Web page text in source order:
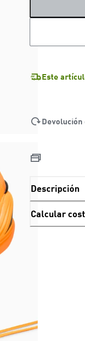
Este
Descripción
Calcular